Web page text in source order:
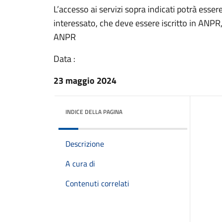
L’accesso ai servizi sopra indicati potrà
interessato, che deve essere iscritto in
ANPR
Data :
23 maggio 2024
INDICE DELLA PAGINA
Descrizione
A cura di
Contenuti correlati